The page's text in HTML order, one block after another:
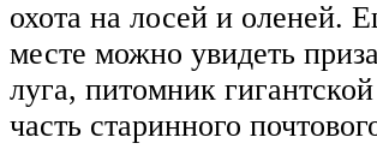
охота на лосей и оленей.
месте можно увидеть
луга, питомник
часть старинного